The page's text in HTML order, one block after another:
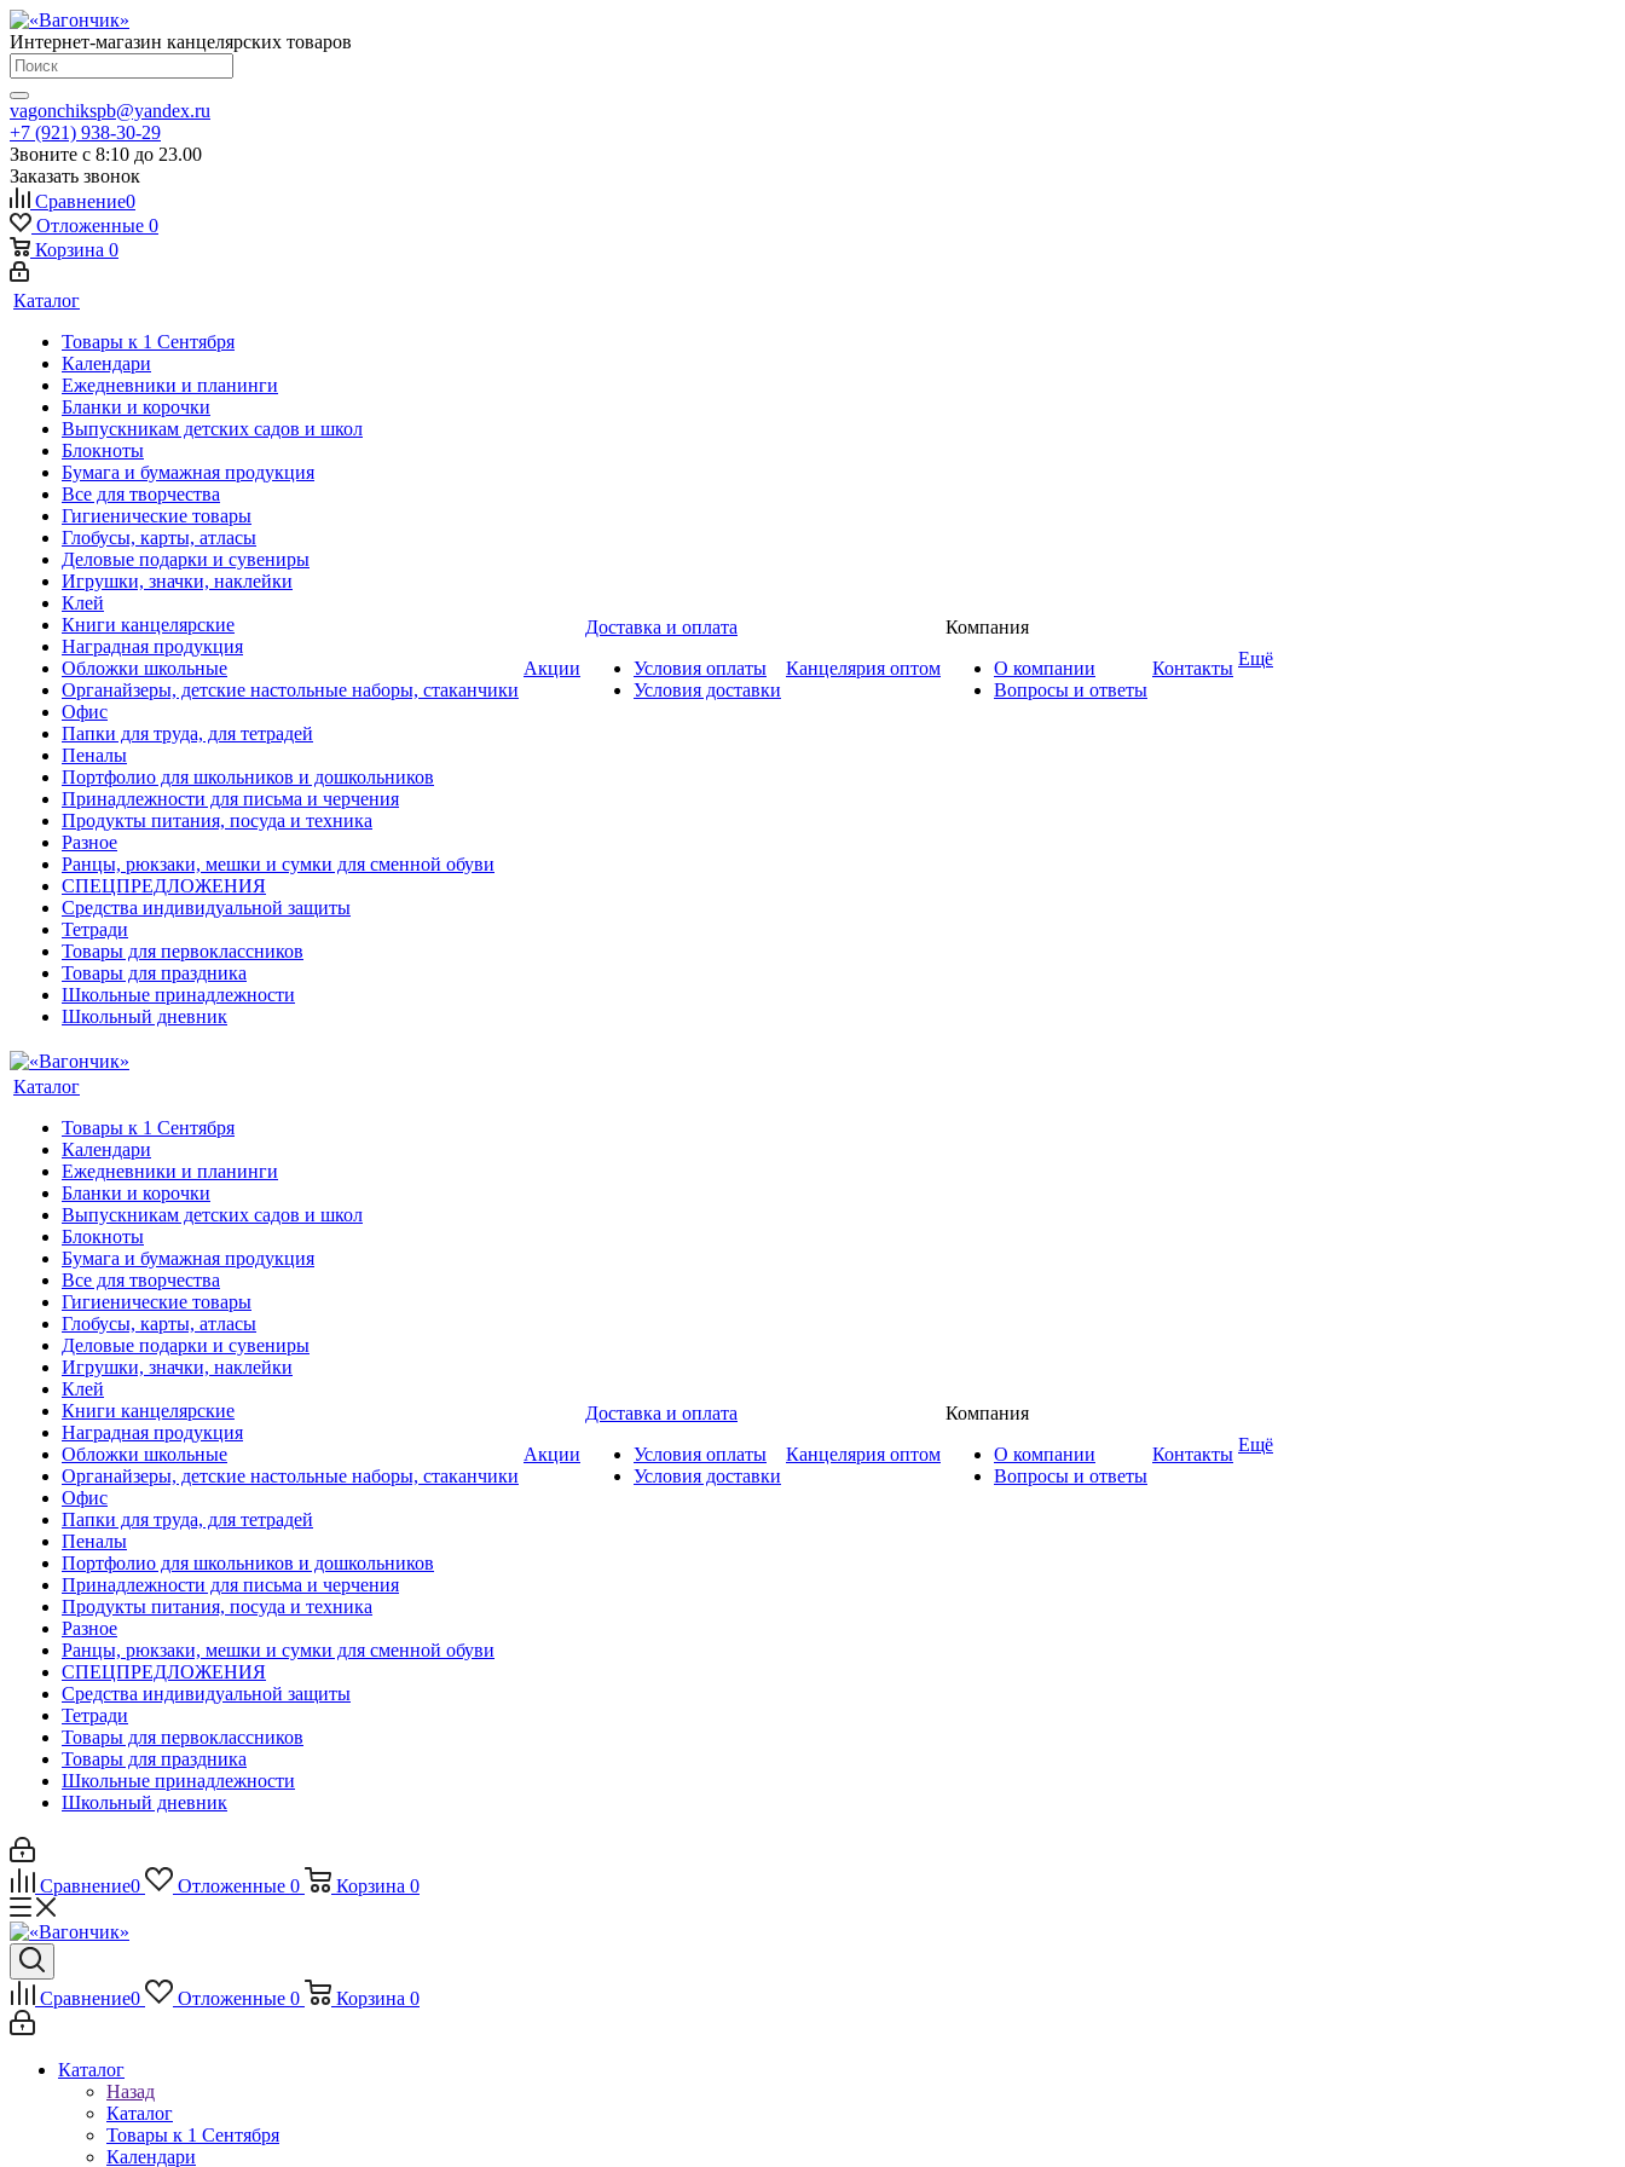
Интернет-магазин канцелярских товаров
vagonchikspb@yandex.ru
+7 (921) 938-30-29
Звоните с 8:10 до 23.00
Заказать звонок
Сравнение0
Отложенные 0
Корзина 0
Каталог
Товары к 1 Сентября
Календари
Ежедневники и планинги
Бланки и корочки
Выпускникам детских садов и школ
Блокноты
Бумага и бумажная продукция
Все для творчества
Гигиенические товары
Глобусы, карты, атласы
Деловые подарки и сувениры
Игрушки, значки, наклейки
Клей
Книги канцелярские
Наградная продукция
Обложки школьные
Органайзеры, детские настольные наборы, стаканчики
Офис
Папки для труда, для тетрадей
Пеналы
Портфолио для школьников и дошкольников
Принадлежности для письма и черчения
Продукты питания, посуда и техника
Разное
Ранцы, рюкзаки, мешки и сумки для сменной обуви
СПЕЦПРЕДЛОЖЕНИЯ
Средства индивидуальной защиты
Тетради
Товары для первоклассников
Товары для праздника
Школьные принадлежности
Школьный дневник
Акции
Доставка и оплата
Условия оплаты
Условия доставки
Канцелярия оптом
Компания
О компании
Вопросы и ответы
Контакты Ещё
Каталог
Товары к 1 Сентября
Календари
Ежедневники и планинги
Бланки и корочки
Выпускникам детских садов и школ
Блокноты
Бумага и бумажная продукция
Все для творчества
Гигиенические товары
Глобусы, карты, атласы
Деловые подарки и сувениры
Игрушки, значки, наклейки
Клей
Книги канцелярские
Наградная продукция
Обложки школьные
Органайзеры, детские настольные наборы, стаканчики
Офис
Папки для труда, для тетрадей
Пеналы
Портфолио для школьников и дошкольников
Принадлежности для письма и черчения
Продукты питания, посуда и техника
Разное
Ранцы, рюкзаки, мешки и сумки для сменной обуви
СПЕЦПРЕДЛОЖЕНИЯ
Средства индивидуальной защиты
Тетради
Товары для первоклассников
Товары для праздника
Школьные принадлежности
Школьный дневник
Акции
Доставка и оплата
Условия оплаты
Условия доставки
Канцелярия оптом
Компания
О компании
Вопросы и ответы
Контакты Ещё
Сравнение0 Отложенные 0 Корзина 0
Сравнение0 Отложенные 0 Корзина 0
Каталог
Назад
Каталог
Товары к 1 Сентября
Календари